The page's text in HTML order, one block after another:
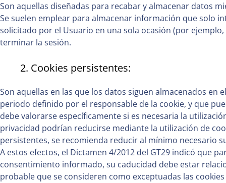
Son aquellas diseñadas para recabar y almacenar datos
Se suelen emplear para almacenar información que solo
solicitado por el Usuario en una sola ocasión (por
terminar la sesión.
2. Cookies persistentes:
Son aquellas en las que los datos siguen almacenados
periodo definido por el responsable de la cookie, y que
debe valorarse específicamente si es necesaria la
privacidad podrían reducirse mediante la utilización de
persistentes, se recomienda reducir al mínimo necesario
A estos efectos, el Dictamen 4/2012 del GT29 indicó que
consentimiento informado, su caducidad debe estar
probable que se consideren como exceptuadas las